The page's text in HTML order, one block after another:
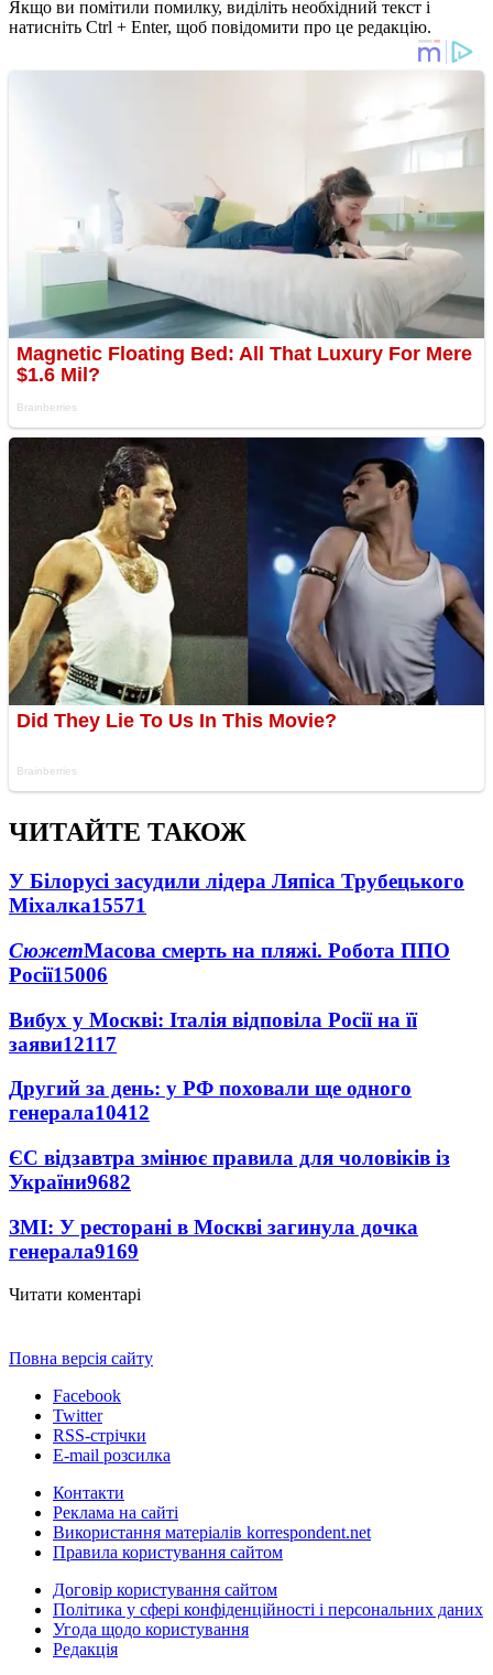
Якщо ви помітили помилку, виділіть необхідний текст і
натисніть Ctrl + Enter, щоб повідомити про це редакцію.
ЧИТАЙТЕ ТАКОЖ
У Білорусі засудили лідера Ляпіса Трубецького
Міхалка15571
СюжетМасова смерть на пляжі. Робота ППО
Росії15006
Вибух у Москві: Італія відповіла Росії на її
заяви12117
Другий за день: у РФ поховали ще одного
генерала10412
ЄС відзавтра змінює правила для чоловіків із
України9682
ЗМІ: У ресторані в Москві загинула дочка
генерала9169
Читати коментарі
Повна версія сайту
Facebook
Twitter
RSS-стрічки
E-mail розсилка
Контакти
Реклама на сайті
Використання матеріалів korrespondent.net
Правила користування сайтом
Договір користування сайтом
Політика у сфері конфіденційності і персональних даних
Угода щодо користування
Редакція